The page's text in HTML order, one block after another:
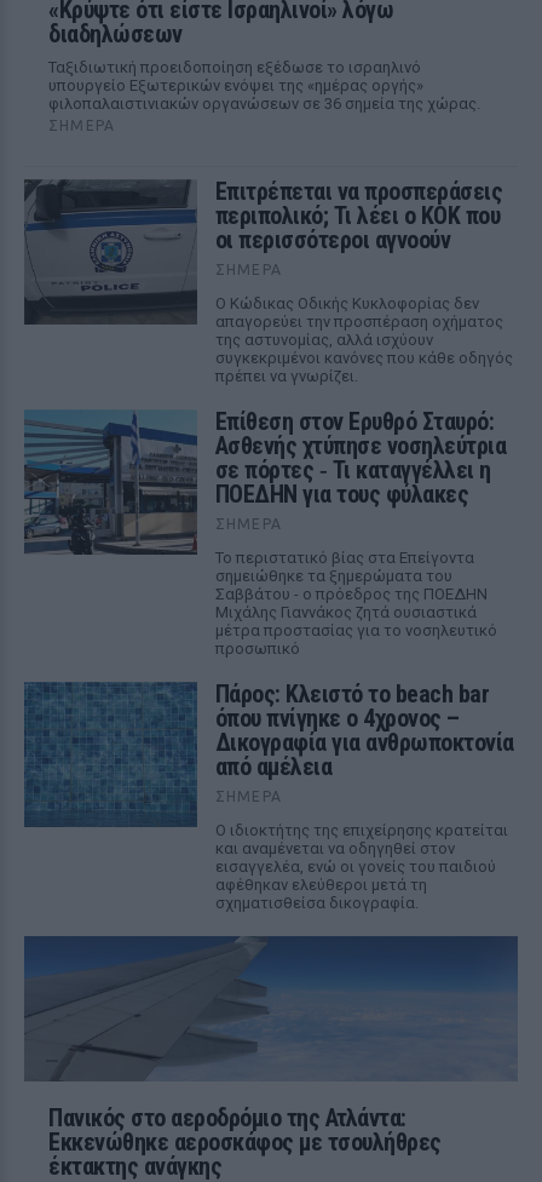
«Κρύψτε ότι είστε Ισραηλινοί» λόγω
διαδηλώσεων
Ταξιδιωτική προειδοποίηση εξέδωσε το ισραηλινό
υπουργείο Εξωτερικών ενόψει της «ημέρας οργής»
φιλοπαλαιστινιακών οργανώσεων σε 36 σημεία της χώρας.
ΣΉΜΕΡΑ
Επιτρέπεται να προσπεράσεις
περιπολικό; Τι λέει ο ΚΟΚ που
οι περισσότεροι αγνοούν
ΣΉΜΕΡΑ
Ο Κώδικας Οδικής Κυκλοφορίας δεν
απαγορεύει την προσπέραση οχήματος
της αστυνομίας, αλλά ισχύουν
συγκεκριμένοι κανόνες που κάθε οδηγός
πρέπει να γνωρίζει.
Επίθεση στον Ερυθρό Σταυρό:
Ασθενής χτύπησε νοσηλεύτρια
σε πόρτες ‑ Τι καταγγέλλει η
ΠΟΕΔΗΝ για τους φύλακες
ΣΉΜΕΡΑ
Το περιστατικό βίας στα Επείγοντα
σημειώθηκε τα ξημερώματα του
Σαββάτου - ο πρόεδρος της ΠΟΕΔΗΝ
Μιχάλης Γιαννάκος ζητά ουσιαστικά
μέτρα προστασίας για το νοσηλευτικό
προσωπικό
Πάρος: Κλειστό το beach bar
όπου πνίγηκε ο 4χρονος –
Δικογραφία για ανθρωποκτονία
από αμέλεια
ΣΉΜΕΡΑ
Ο ιδιοκτήτης της επιχείρησης κρατείται
και αναμένεται να οδηγηθεί στον
εισαγγελέα, ενώ οι γονείς του παιδιού
αφέθηκαν ελεύθεροι μετά τη
σχηματισθείσα δικογραφία.
Πανικός στο αεροδρόμιο της Ατλάντα:
Εκκενώθηκε αεροσκάφος με τσουλήθρες
έκτακτης ανάγκης